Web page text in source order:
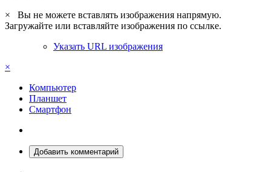
×
Вы не можете вставлять изображения напрямую.
Загружайте или вставляйте изображения по ссылке.
Указать URL изображения
×
Компьютер
Планшет
Смартфон
Добавить комментарий